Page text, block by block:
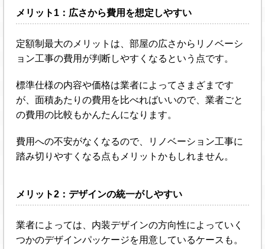
メリット1：広さから費用を想定しやすい
定額制最大のメリットは、部屋の広さからリノベーシ
ョン工事の費用が判断しやすくなるという点です。
標準仕様の内容や価格は業者によってさまざまです
が、面積あたりの費用を比べればいいので、業者ごと
の費用の比較もかんたんになります。
費用への不安がなくなるので、リノベーション工事に
踏み切りやすくなる点もメリットかもしれません。
メリット2：デザインの統一がしやすい
業者によっては、内装デザインの方向性によっていく
つかのデザインパッケージを用意しているケースも。